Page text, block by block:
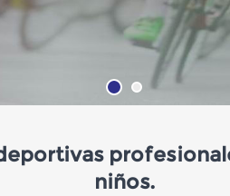
niños.